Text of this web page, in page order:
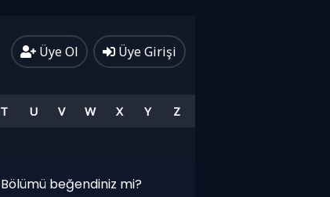
Üye Ol Üye Girişi
T U V W X Y Z
Bölümü beğendiniz mi?